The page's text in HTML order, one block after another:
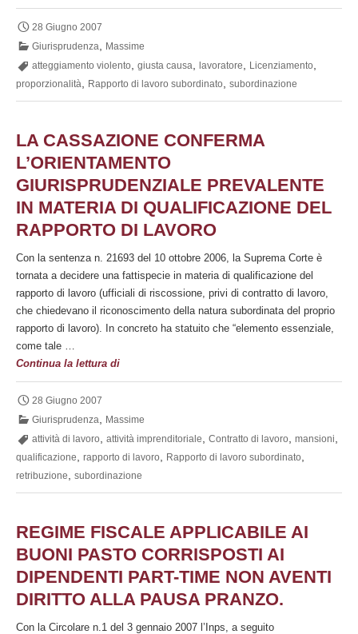
pronuncia
materia
di
proporzionalità
giusta
causa
28 Giugno 2007
Giurisprudenza
Massime
atteggiamento violento
giusta causa lavoratore Licenziamento
proporzionalità Rapporto di lavoro subordinato subordinazione
LA CASSAZIONE CONFERMA
L’ORIENTAMENTO
GIURISPRUDENZIALE PREVALENTE
IN MATERIA DI QUALIFICAZIONE DEL
RAPPORTO DI LAVORO
Con la sentenza n. 21693 del 10 ottobre 2006, la Suprema Corte è
tornata a decidere una fattispecie in materia di qualificazione del
rapporto di lavoro (ufficiali di riscossione, privi di contratto di lavoro,
che chiedevano il riconoscimento della natura subordinata del proprio
rapporto di lavoro). In concreto ha statuito che “elemento essenziale,
come tale …
Continua la lettura diLa
Cassazione
l’orientamento
giurisprudenziale
prevalente
del
rapporto
di
lavoro
28 Giugno 2007
Giurisprudenza
Massime
attività di lavoro
attività imprenditoriale Contratto di lavoro mansioni
qualificazione rapporto di lavoro Rapporto di lavoro subordinato
retribuzione subordinazione
REGIME FISCALE APPLICABILE AI
BUONI PASTO CORRISPOSTI AI
DIPENDENTI PART-TIME NON AVENTI
DIRITTO ALLA PAUSA PRANZO.
Con la Circolare n.1 del 3 gennaio 2007 l’Inps, a seguito